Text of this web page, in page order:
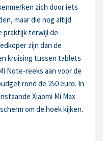
zich door iets
maar die nog altijd
praktijk terwijl de
zijn dan de
kruising tussen tablets
Note-reeks aan voor de
rond de 250 euro. In
Xiaomi Mi Max
om de hoek kijken.